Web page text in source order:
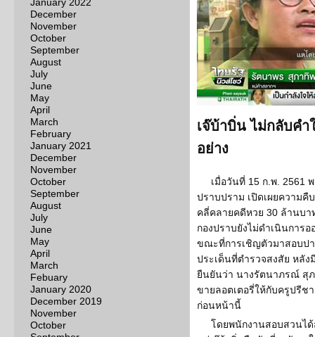
December
November
October
September
August
July
June
May
April
March
February
January 2021
December
November
October
September
August
July
June
May
April
March
Febuary
January 2020
December 2019
November
October
เจ๊บ้าบิ่น ไม่กลับคำ
อย่าง
เมื่อวันที่ 15 ก.พ. 2561
ปราบปราม เปิดเผยความ
คลี่คลายคดีหวย 30 ล้านบ
กองปราบยังไม่ดำเนินการ
ขณะที่การเชิญตัวมาสอบป
ประเด็นที่ตำรวจสงสัย หลั
ยืนยันว่า นางรัตนาภรณ์ สุ
ขายลอตเตอรี่ให้กับครูปรีช
ก่อนหน้านี้
โดยพนักงานสอบสวนไ